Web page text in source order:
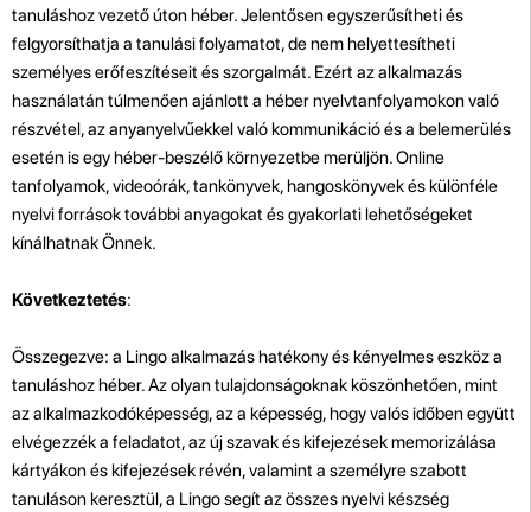
tanuláshoz vezető úton héber. Jelentősen egyszerűsítheti és
felgyorsíthatja a tanulási folyamatot, de nem helyettesítheti
személyes erőfeszítéseit és szorgalmát. Ezért az alkalmazás
használatán túlmenően ajánlott a héber nyelvtanfolyamokon való
részvétel, az anyanyelvűekkel való kommunikáció és a belemerülés
esetén is egy héber-beszélő környezetbe merüljön. Online
tanfolyamok, videoórák, tankönyvek, hangoskönyvek és különféle
nyelvi források további anyagokat és gyakorlati lehetőségeket
kínálhatnak Önnek.
Következtetés:
Összegezve: a Lingo alkalmazás hatékony és kényelmes eszköz a
tanuláshoz héber. Az olyan tulajdonságoknak köszönhetően, mint
az alkalmazkodóképesség, az a képesség, hogy valós időben együtt
elvégezzék a feladatot, az új szavak és kifejezések memorizálása
kártyákon és kifejezések révén, valamint a személyre szabott
tanuláson keresztül, a Lingo segít az összes nyelvi készség